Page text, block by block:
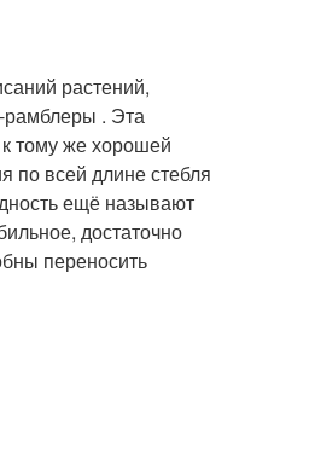
растений,
рамблеры . Эта
тому же хорошей
по всей длине стебля
ещё называют
достаточно
переносить